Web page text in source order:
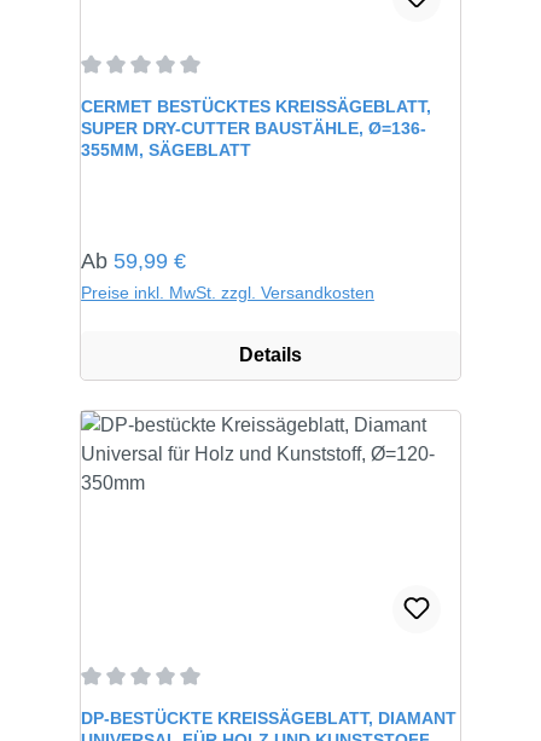
Durchschnittliche Bewertung von 0 von 5 Sternen
CERMET BESTÜCKTES KREISSÄGEBLATT,
SUPER DRY-CUTTER BAUSTÄHLE, Ø=136-
355MM, SÄGEBLATT
Regulärer Preis:
Ab 59,99 €
Preise inkl. MwSt. zzgl. Versandkosten
Details
Durchschnittliche Bewertung von 0 von 5 Sternen
DP-BESTÜCKTE KREISSÄGEBLATT, DIAMANT